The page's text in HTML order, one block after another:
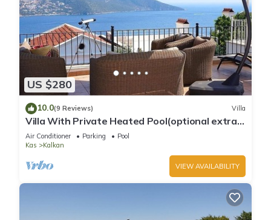
US $280
10.0(9 Reviews) Villa
Villa With Private Heated Pool(optional extra)
And Sea Views
Air Conditioner Parking
Pool
Kas
Kalkan
VIEW AVAILABILITY